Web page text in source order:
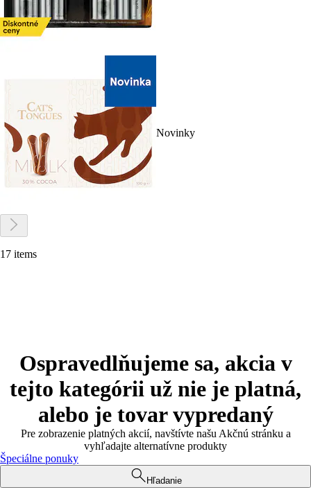
Novinky
17 items
Ospravedlňujeme sa, akcia v
tejto kategórii už nie je platná,
alebo je tovar vypredaný
Pre zobrazenie platných akcií, navštívte našu Akčnú stránku a
vyhľadajte alternatívne produkty
Špeciálne ponuky
Hľadanie